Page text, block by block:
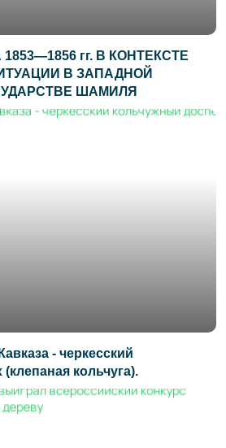
гг. В КОНТЕКСТЕ
В ЗАПАДНОЙ
ШАМИЛЯ
- черкесский
кольчуга).